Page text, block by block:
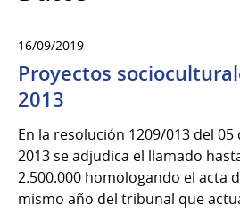
16/09/2019
Proyectos
2013
En la resolución 1209/013 del
2013 se adjudica el llamado
2.500.000 homologando el acta
mismo año del tribunal que